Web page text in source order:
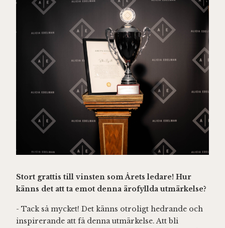
Stort grattis till vinsten som Årets ledare! Hur
känns det att ta emot denna ärofyllda utmärkelse?
- Tack så mycket! Det känns otroligt hedrande och
inspirerande att få denna utmärkelse. Att bli